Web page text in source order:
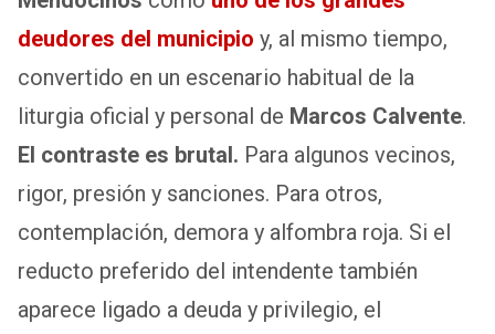
deudores del municipio y, al mismo tiempo,
convertido en un escenario habitual de la
liturgia oficial y personal de Marcos Calvente.
El contraste es brutal. Para algunos vecinos,
rigor, presión y sanciones. Para otros,
contemplación, demora y alfombra roja. Si el
reducto preferido del intendente también
aparece ligado a deuda y privilegio, el